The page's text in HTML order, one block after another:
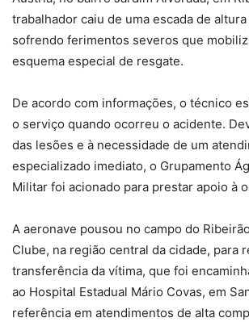
trabalhador caiu de uma escada de
sofrendo ferimentos severos que
esquema especial de resgate.
De acordo com informações, o técnico
o serviço quando ocorreu o acidente.
das lesões e à necessidade de um
especializado imediato, o Grupamento
Militar foi acionado para prestar apoio à
A aeronave pousou no campo do
Clube, na região central da cidade, para
transferência da vítima, que foi
ao Hospital Estadual Mário Covas, em
referência em atendimentos de alta